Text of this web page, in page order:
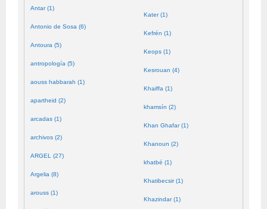
Antar (1)
Antonio de Sosa (6)
Antoura (5)
antropología (5)
aouss habbarah (1)
apartheid (2)
arcadas (1)
archivos (2)
ARGEL (27)
Argelia (8)
arouss (1)
Kater (1)
Kefrén (1)
Keops (1)
Kesrouan (4)
Khaiffa (1)
khamsín (2)
Khan Ghafar (1)
Khanoun (2)
khatbé (1)
Khatibecsir (1)
Khazindar (1)